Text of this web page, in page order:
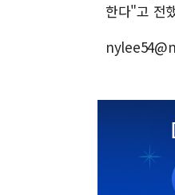
한다"고 전